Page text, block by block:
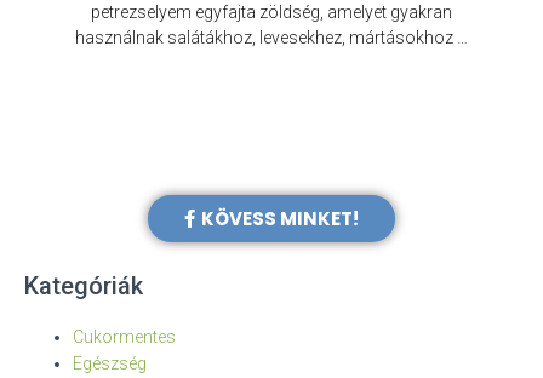
petrezselyem egyfajta zöldség, amelyet gyakran
használnak salátákhoz, levesekhez, mártásokhoz …
KÖVESS MINKET!
Kategóriák
Cukormentes
Egészség